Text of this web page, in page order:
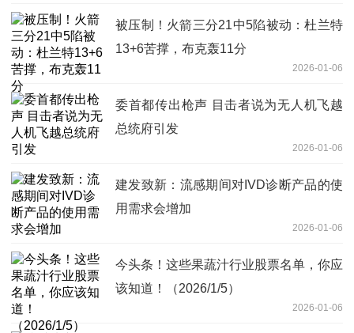
被压制！火箭三分21中5陷被动：杜兰特
13+6苦撑，布克轰11分
2026-01-06
委首都传出枪声 目击者说为无人机飞越
总统府引发
2026-01-06
建发致新：流感期间对IVD诊断产品的使
用需求会增加
2026-01-06
今头条！这些果蔬汁行业股票名单，你应
该知道！（2026/1/5）
2026-01-06